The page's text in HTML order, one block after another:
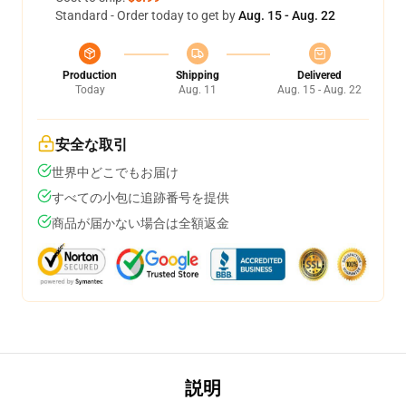
Standard - Order today to get byAug. 15 - Aug. 22
Production
Today
Shipping
Aug. 11
Delivered
Aug. 15 - Aug. 22
安全な取引
世界中どこでもお届け
すべての小包に追跡番号を提供
商品が届かない場合は全額返金
説明